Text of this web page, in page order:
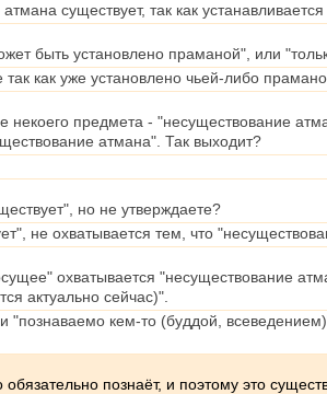
существует, так как
быть установлено праманой", или
как уже установлено чьей-либо
некоего предмета - "несуществование
атмана". Так выходит?
но не утверждаете?
не охватывается тем, что
охватывается "несуществование
актуально сейчас)".
"познаваемо кем-то (буддой,
познаёт, и поэтому это